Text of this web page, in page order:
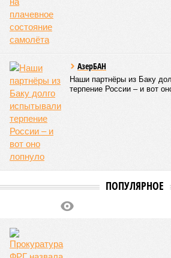
местного филиала «Росводоканала»,
оснований для перерасчёта платы за
та соответствует нормативам
две недели губернатор Александр
развозе по дворам чистой воды в
видимо, лишь после того, как в
ему объяснили: дескать, если так
начнутся эпидемии и тогда уже
придётся всерьёз. В результате
досиживает в своём кресле
выборов ему найдут замену. Если так,
Тюмени будут вряд ли.
Александр Ильтяков, депутат
Россия). Женщина – друг человека!
Александр Ильтяков, депутат Госдумы («Единая
Духанин/Коммерсантъ)